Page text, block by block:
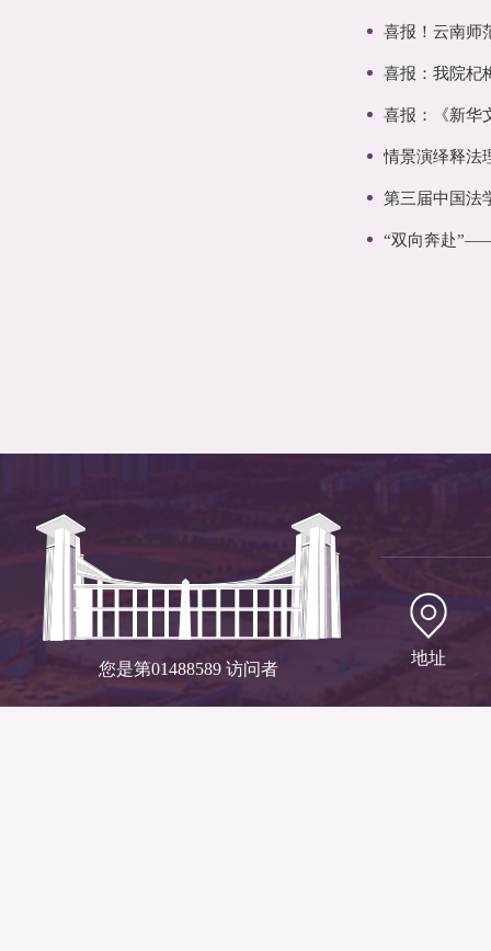
喜报！云南师
喜报：我院杞
喜报：《新华
情景演绎释法
第三届中国法
“双向奔赴
您是第01488589 访问者
地址